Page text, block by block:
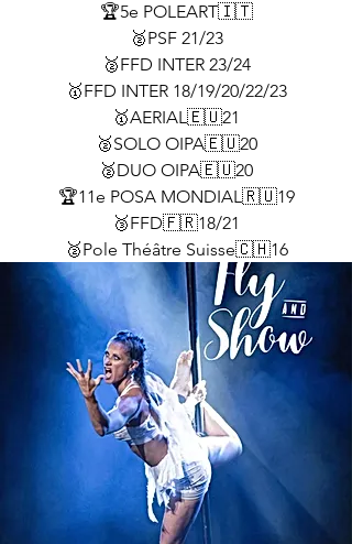
🏆5e POLEART🇮🇹
🥈PSF 21/23
🥈FFD INTER 23/24
🥇FFD INTER 18/19/20/22/23
🥇AERIAL🇪🇺21
🥈SOLO OIPA🇪🇺20
🥈DUO OIPA🇪🇺20
🏆11e POSA MONDIAL🇷🇺19
🥉FFD🇫🇷18/21
🥈Pole Théâtre Suisse🇨🇭16